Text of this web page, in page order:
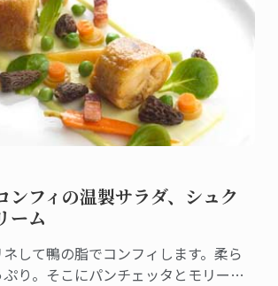
ンフィの温製サラダ、シュク
ーム
して鴨の脂でコンフィします。柔ら
り。そこにパンチェッタとモリーユ